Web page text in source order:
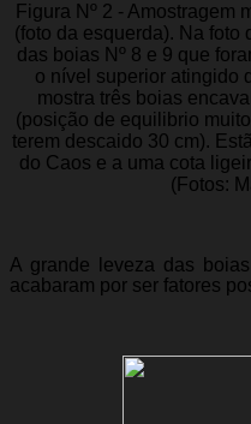
Figura Nº 2 - Amostragem
(foto da esquerda). Na foto
das boias Nº 8 e 9 que
o nível superior atingido
mostra três boias
(posição de equilibrio
terem descaido 30 cm).
do Caos e a uma cota
(Fotos:
A grande leveza das
acabaram por ser fatores